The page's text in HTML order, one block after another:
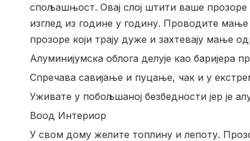
спољашњост. Овај слој штити ваше
изглед из године у годину. Проводите
прозоре који трају дуже и захтевају мање
Алуминијумска облога делује као баријера
Спречава савијање и пуцање, чак и у
Уживате у побољшаној безбедности јер је
Воод Интериор
У свом дому желите топлину и лепоту.